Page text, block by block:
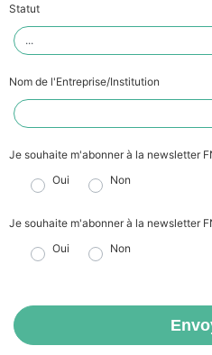
Statut
Nom de l'Entreprise/Institution
Je souhaite m'abonner à la newsletter
Oui Non
Je souhaite m'abonner à la newsletter
Oui Non